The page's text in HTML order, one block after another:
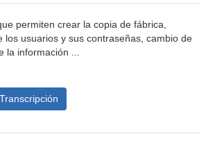
permiten crear la copia de fábrica,
los usuarios y sus contraseñas, cambio de
la información ...
Transcripción